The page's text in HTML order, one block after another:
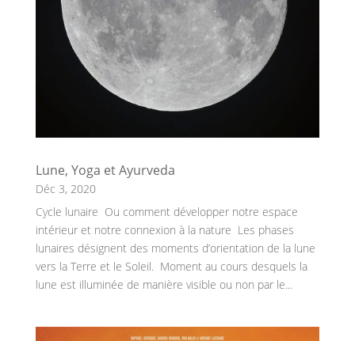
Lune, Yoga et Ayurveda
Déc 3, 2020
Cycle lunaire Ou comment développer notre espace
intérieur et notre connexion à la nature Les phases
lunaires désignent des moments d’orientation de la lune
vers la Terre et le Soleil. Moment au cours desquels la
lune est illuminée de manière visible ou non par le...